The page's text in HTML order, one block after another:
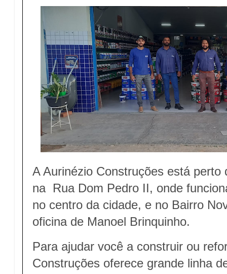
A Aurinézio Construções está
na Rua Dom Pedro II, onde
no centro da cidade, e no Bairro
oficina de Manoel Brinquinho.
Para ajudar você a construir ou
Construções oferece grande linha